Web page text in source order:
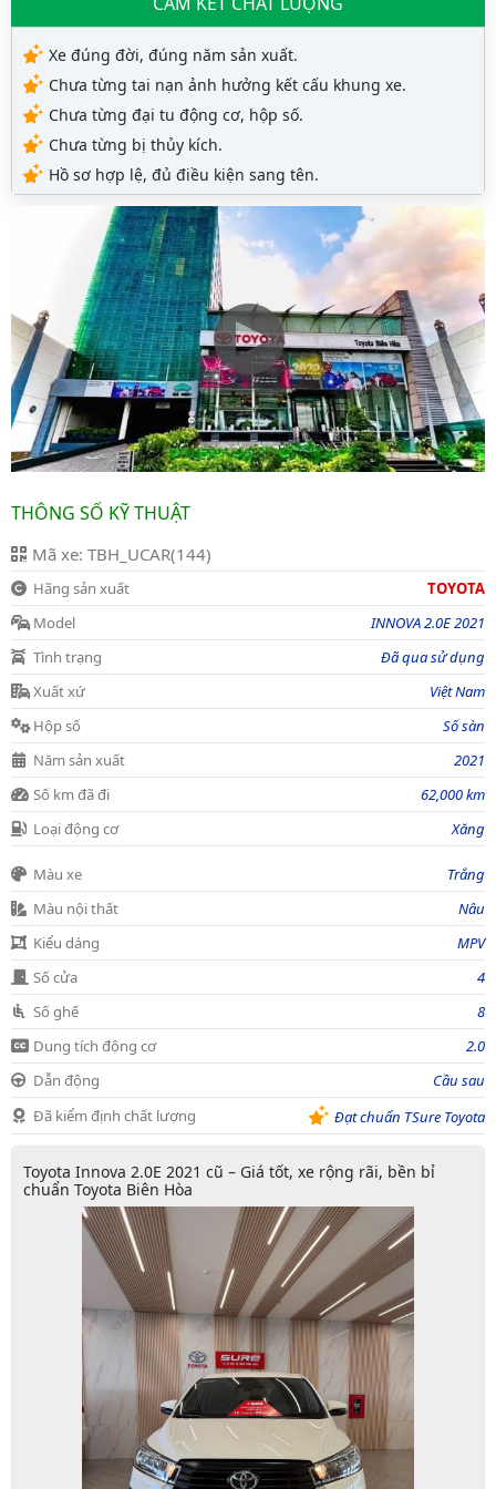
Xe đúng đời, đúng năm sản xuất.
Chưa từng tai nạn ảnh hưởng kết cấu khung xe.
Chưa từng đại tu động cơ, hộp số.
Chưa từng bị thủy kích.
Hồ sơ hợp lệ, đủ điều kiện sang tên.
THÔNG SỐ KỸ THUẬT
Mã xe: TBH_UCAR(144)
Hãng sản xuất
TOYOTA
Model
INNOVA 2.0E 2021
Tình trạng
Đã qua sử dụng
Xuất xứ
Việt Nam
Hộp số
Số sàn
Năm sản xuất
2021
Số km đã đi
62,000 km
Loại động cơ
Xăng
Màu xe
Trắng
Màu nội thất
Nâu
Kiểu dáng
MPV
Số cửa
4
Số ghế
8
Dung tích động cơ
2.0
Dẫn động
Cầu sau
Đã kiểm định chất lượng
Đạt chuẩn TSure Toyota
Toyota Innova 2.0E 2021 cũ – Giá tốt, xe rộng rãi, bền bỉ
chuẩn Toyota Biên Hòa